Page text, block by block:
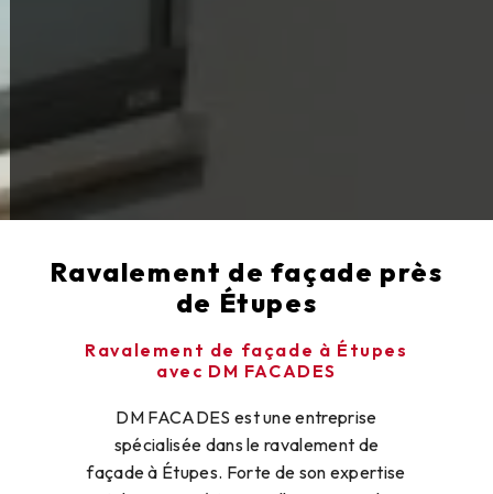
Ravalement de façade près
de Étupes
Ravalement de façade à Étupes
avec DM FACADES
DM FACADES est une entreprise
spécialisée dans le ravalement de
façade à Étupes. Forte de son expertise